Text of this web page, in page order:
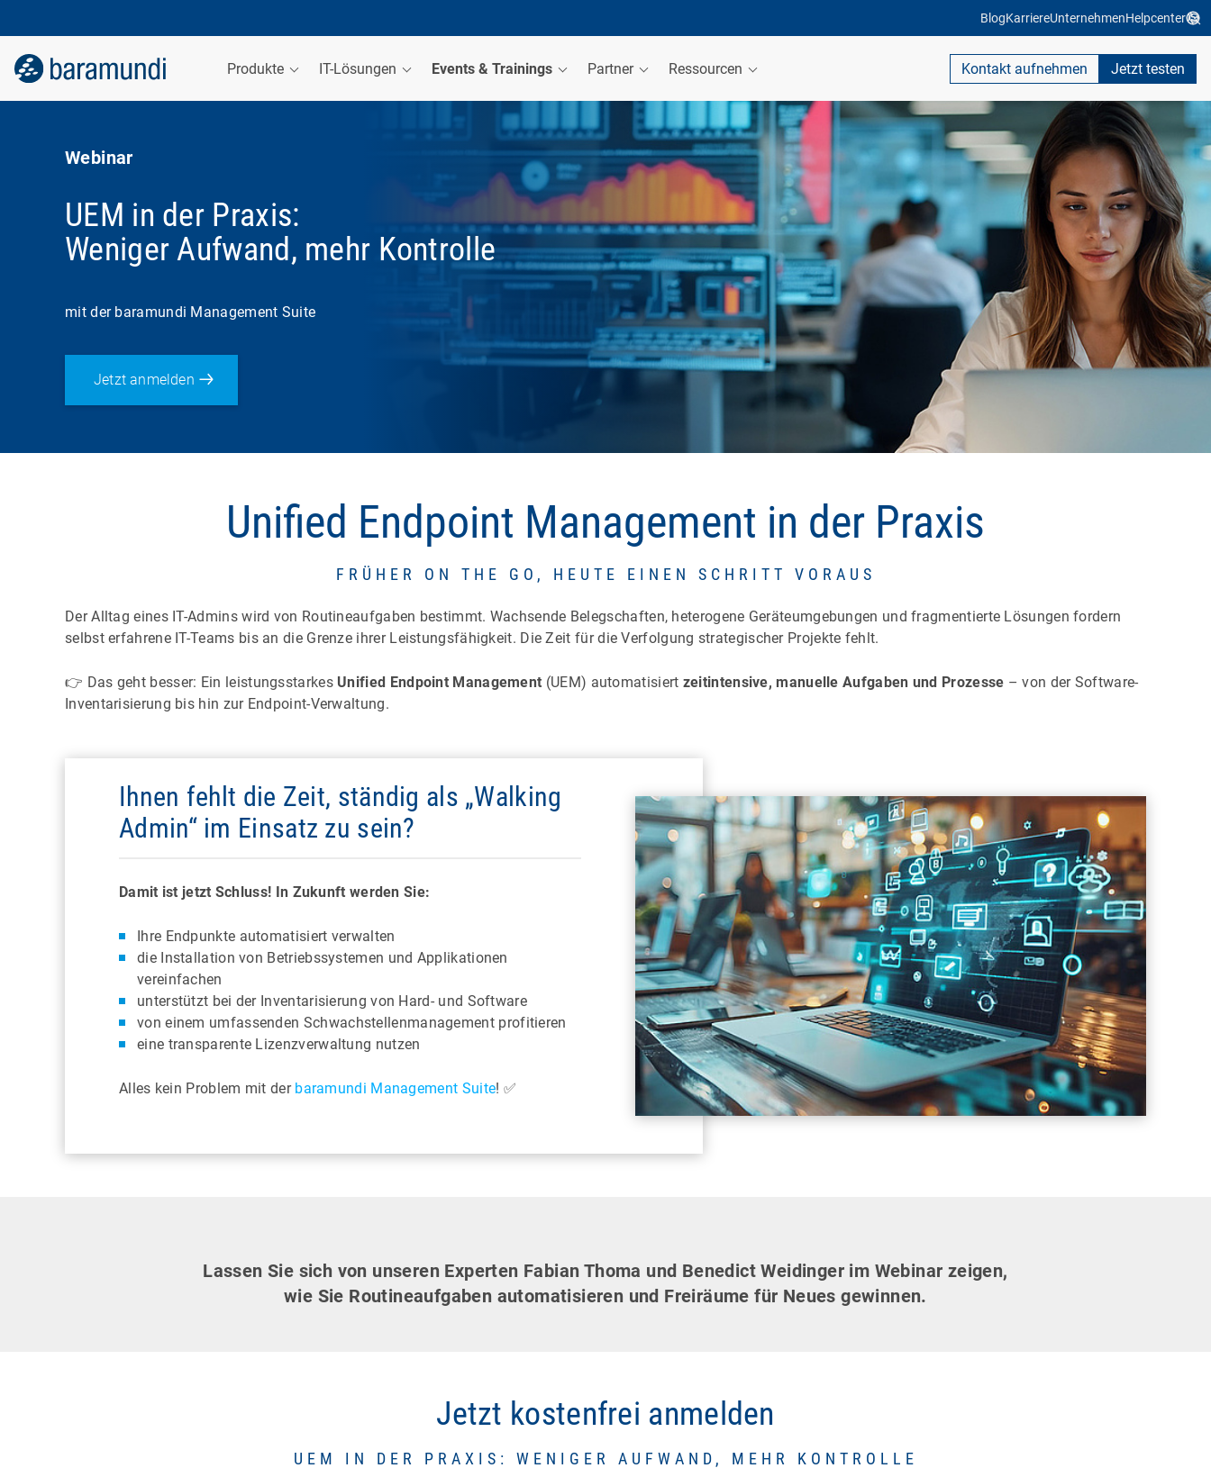
BlogKarriereUnternehmenHelpcenter
Produkte IT-Lösungen Events & Trainings Partner Ressourcen Kontakt aufnehmen Jetzt testen
Webinar
UEM in der Praxis:
Weniger Aufwand, mehr Kontrolle
mit der baramundi Management Suite
Jetzt anmelden
Unified Endpoint Management in der Praxis
FRÜHER ON THE GO, HEUTE EINEN SCHRITT VORAUS
Der Alltag eines IT-Admins wird von Routineaufgaben bestimmt. Wachsende Belegschaften, heterogene Geräteumgebungen und fragmentierte Lösungen fordern
selbst erfahrene IT-Teams bis an die Grenze ihrer Leistungsfähigkeit. Die Zeit für die Verfolgung strategischer Projekte fehlt.
👉 Das geht besser: Ein leistungsstarkes Unified Endpoint Management (UEM) automatisiert zeitintensive, manuelle Aufgaben und Prozesse – von der Software-
Inventarisierung bis hin zur Endpoint-Verwaltung.
Ihnen fehlt die Zeit, ständig als „Walking
Admin“ im Einsatz zu sein?
Damit ist jetzt Schluss! In Zukunft werden Sie:
Ihre Endpunkte automatisiert verwalten
die Installation von Betriebssystemen und Applikationen
vereinfachen
unterstützt bei der Inventarisierung von Hard- und Software
von einem umfassenden Schwachstellenmanagement profitieren
eine transparente Lizenzverwaltung nutzen
Alles kein Problem mit der baramundi Management Suite! ✅
Lassen Sie sich von unseren Experten Fabian Thoma und Benedict Weidinger im Webinar zeigen,
wie Sie Routineaufgaben automatisieren und Freiräume für Neues gewinnen.
Jetzt kostenfrei anmelden
UEM IN DER PRAXIS: WENIGER AUFWAND, MEHR KONTROLLE